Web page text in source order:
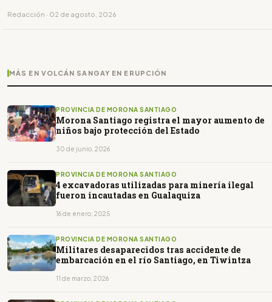
Redacción · 02 de agosto, 2026
MÁS EN VOLCÁN SANGAY EN ERUPCIÓN
PROVINCIA DE MORONA SANTIAGO
Morona Santiago registra el mayor aumento de
niños bajo protección del Estado
30 de junio, 2026
PROVINCIA DE MORONA SANTIAGO
4 excavadoras utilizadas para minería ilegal
fueron incautadas en Gualaquiza
16 de enero, 2025
PROVINCIA DE MORONA SANTIAGO
Militares desaparecidos tras accidente de
embarcación en el río Santiago, en Tiwintza
11 de marzo, 2026